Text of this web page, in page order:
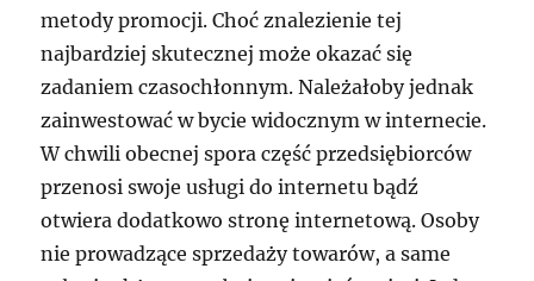
metody promocji. Choć znalezienie tej
najbardziej skutecznej może okazać się
zadaniem czasochłonnym. Należałoby jednak
zainwestować w bycie widocznym w internecie.
W chwili obecnej spora część przedsiębiorców
przenosi swoje usługi do internetu bądź
otwiera dodatkowo stronę internetową. Osoby
nie prowadzące sprzedaży towarów, a same